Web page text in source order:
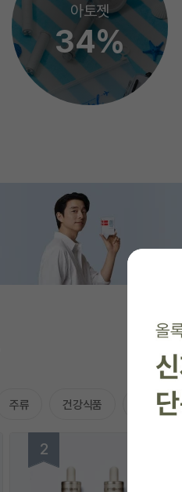
아토젯
34%
주류 건강식품 맨즈에딧